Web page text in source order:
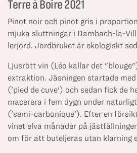
Terre à Boire 2021
Pinot noir och pinot gris i
mjuka sluttningar i Dambach-la-
lerjord. Jordbruket är ekologiskt
Ljusrött vin (Léo kallar det
extraktion. Jäsningen startade
('pied de cuve') och sedan fick de
macerera i fem dygn under
('semi-carbonique'). Efter en
vinet elva månader på
om för att buteljeras utan klarning